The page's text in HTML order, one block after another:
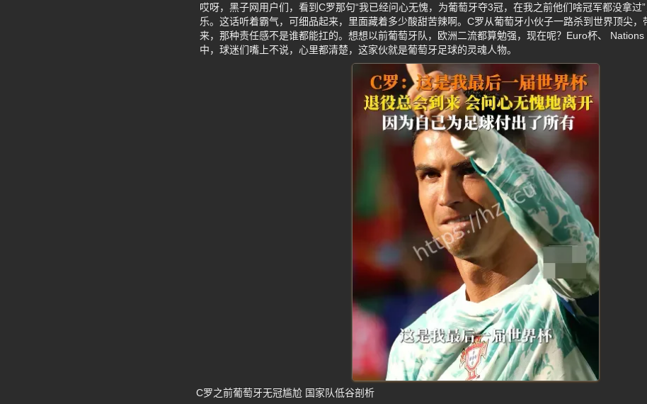
哎呀，黑子网用户们，看到C罗那句“我已经问心无愧，为葡萄牙夺3冠，在我之前他们啥冠军都没拿过
乐。这话听着霸气，可细品起来，里面藏着多少酸甜苦辣啊。C罗从葡萄牙小伙子一路杀到世界顶尖，
来，那种责任感不是谁都能扛的。想想以前葡萄牙队，欧洲二流都算勉强，现在呢？Euro杯、
中，球迷们嘴上不说，心里都清楚，这家伙就是葡萄牙足球的灵魂人物。
C罗之前葡萄牙无冠尴尬 国家队低谷剖析